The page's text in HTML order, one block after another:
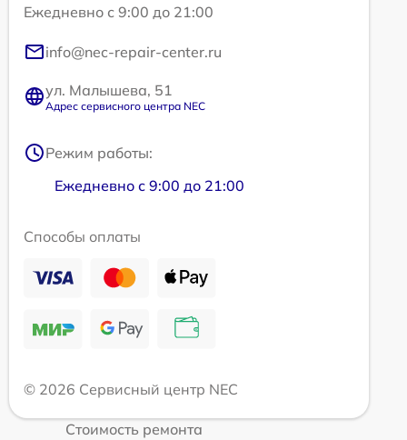
Ежедневно с 9:00 до 21:00
info@nec-repair-center.ru
ул. Малышева, 51
Адрес сервисного центра NEC
Режим работы:
Ежедневно с 9:00 до 21:00
Способы оплаты
© 2026 Сервисный центр NEC
Стоимость ремонта